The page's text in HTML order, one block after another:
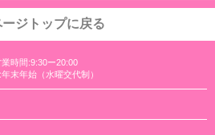
ージトップに戻る
業時間:9:30ー20:00
末年始（水曜交代制）